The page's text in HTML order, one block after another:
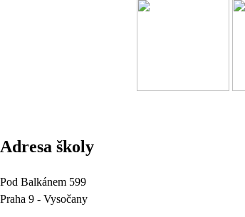
Adresa školy
Pod Balkánem 599
Praha 9 - Vysočany